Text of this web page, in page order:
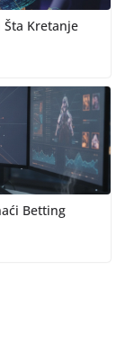
Šta Kretanje
Betting